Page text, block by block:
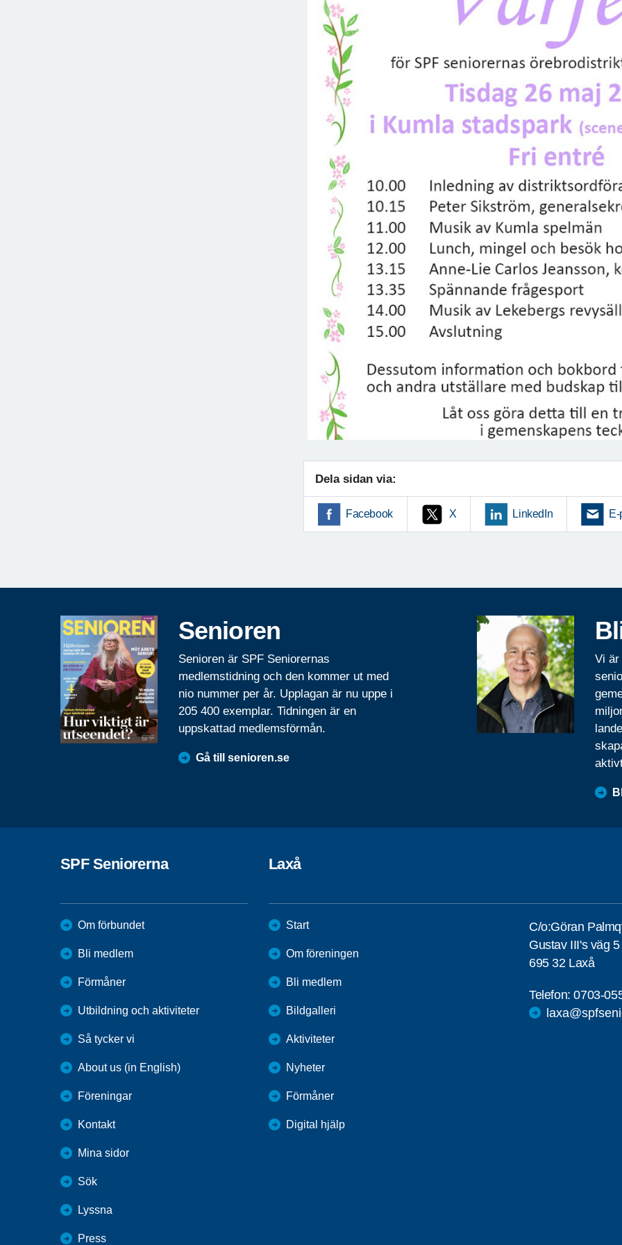
Dela sidan via:
Facebook X LinkedIn
Senioren
Senioren är SPF Seniorernas
medlemstidning och den kommer ut med
nio nummer per år. Upplagan är nu uppe i
205 400 exemplar. Tidningen är en
uppskattad medlemsförmån.
Gå till senioren.se
Vi är
SPF Seniorerna
Om förbundet
Bli medlem
Förmåner
Utbildning och aktiviteter
Så tycker vi
About us (in English)
Föreningar
Kontakt
Mina sidor
Sök
Lyssna
Press
Laxå
Start
Om föreningen
Bli medlem
Bildgalleri
Aktiviteter
Nyheter
Förmåner
Digital hjälp
C/o:Göran
Gustav III's väg 5
695 32 Laxå
Telefon:0703-